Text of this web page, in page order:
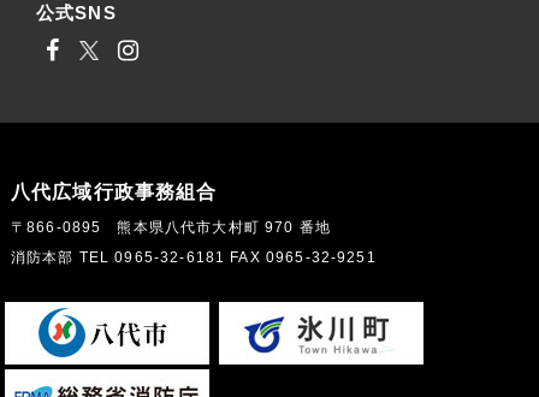
公式SNS
八代広域行政事務組合
〒866-0895 熊本県八代市大村町 970 番地
消防本部 TEL 0965-32-6181 FAX 0965-32-9251